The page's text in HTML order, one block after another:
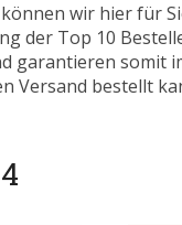
wir hier für
der Top 10
garantieren somit
Versand bestellt